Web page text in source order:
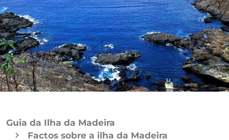
Guia da Ilha da Madeira
Factos sobre a ilha da Madeira